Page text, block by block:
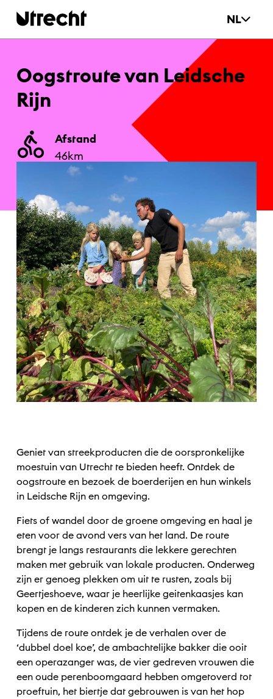
NL
Oogs­t­rou­te van Leid­sche
Rijn
Afstand
46km
Geniet van streekproducten die de oorspronkelijke
moestuin van Utrecht te bieden heeft. Ontdek de
oogstroute en bezoek de boerderijen en hun winkels
in Leidsche Rijn en omgeving.
Fiets of wandel door de groene omgeving en haal je
eten voor de avond vers van het land. De route
brengt je langs restaurants die lekkere gerechten
maken met gebruik van lokale producten. Onderweg
zijn er genoeg plekken om uit te rusten, zoals bij
Geertjeshoeve, waar je heerlijke geitenkaasjes kan
kopen en de kinderen zich kunnen vermaken.
Tijdens de route ontdek je de verhalen over de
‘dubbel doel koe’, de ambachtelijke bakker die ooit
een operazanger was, de vier gedreven vrouwen die
een oude perenboomgaard hebben omgetoverd tot
proeftuin, het biertje dat gebrouwen is van het hop